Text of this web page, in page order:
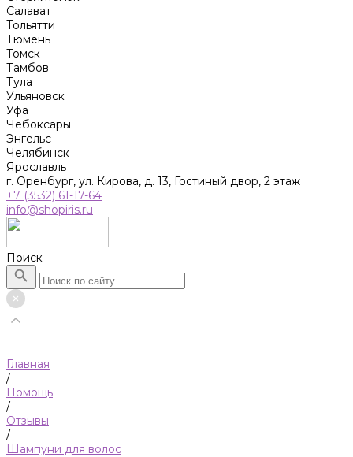
Салават
Тольятти
Тюмень
Томск
Тамбов
Тула
Ульяновск
Уфа
Чебоксары
Энгельс
Челябинск
Ярославль
г. Оренбург, ул. Кирова, д. 13, Гостиный двор, 2 этаж
+7 (3532) 61-17-64
info@shopiris.ru
Поиск
Главная
/
Помощь
/
Отзывы
/
Шампуни для волос